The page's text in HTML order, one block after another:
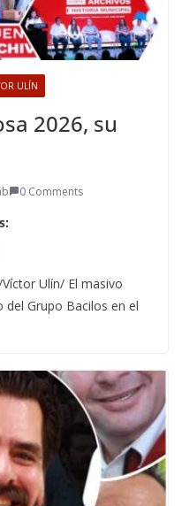
ULÍN
2026, su
0 Comments
Ulín/ El masivo
Grupo Bacilos en el